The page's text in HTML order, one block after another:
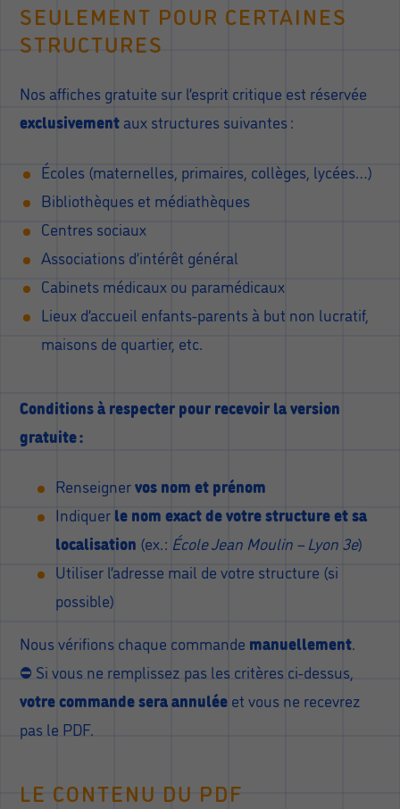
SEULEMENT POUR CERTAINES
STRUCTURES
Nos affiches gratuite sur l’esprit critique est réservée
exclusivement aux structures suivantes :
Écoles (maternelles, primaires, collèges, lycées…)
Bibliothèques et médiathèques
Centres sociaux
Associations d’intérêt général
Cabinets médicaux ou paramédicaux
Lieux d’accueil enfants-parents à but non lucratif,
maisons de quartier, etc.
Conditions à respecter pour recevoir la version
gratuite :
Renseignervos nom et prénom
Indiquer le nom exact de votre structure et sa
localisation (ex. : École Jean Moulin – Lyon 3e)
Utiliser l’adresse mail de votre structure (si
possible)
Nous vérifions chaque commande manuellement.
⛔️ Si vous ne remplissez pas les critères ci-dessus,
votre commande sera annulée et vous ne recevrez
pas le PDF.
LE CONTENU DU PDF